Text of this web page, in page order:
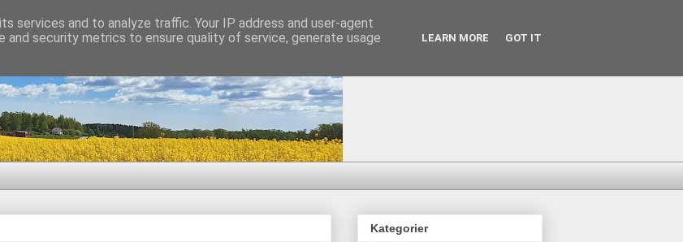
Kategorier
services and to analyze traffic. Your IP address and user-agent
and security metrics to ensure quality of service, generate usage
LEARN MORE GOT IT